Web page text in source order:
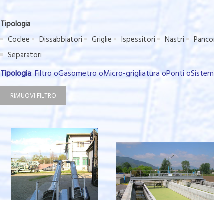
Tipologia
Coclee
Dissabbiatori Griglie Ispessitori Nastri
Separatori
Tipologia: Filtro oGasometro oMicro-grigliatura oPonti
RIMUOVI FILTRO